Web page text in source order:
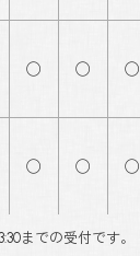
◯ ◯ ◯
◯ ◯ ◯
までの受付です。